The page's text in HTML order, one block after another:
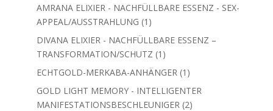
Produkte
AMRANA ELIXIER - NACHFÜLLBARE ESSENZ - SEX-
APPEAL/AUSSTRAHLUNG 1 1
Produkt
DIVANA ELIXIER - NACHFÜLLBARE ESSENZ –
TRANSFORMATION/SCHUTZ 1 1
Produkt
ECHTGOLD-MERKABA-ANHÄNGER 1 1
Produkt
GOLD LIGHT MEMORY - INTELLIGENTER
MANIFESTATIONSBESCHLEUNIGER 22